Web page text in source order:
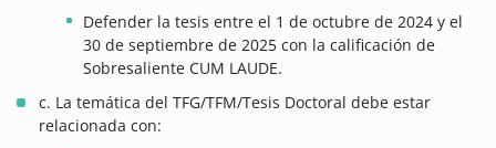
Defender la tesis entre el 1 de octubre de 2024 y el
30 de septiembre de 2025 con la calificación de
Sobresaliente CUM LAUDE.
c. La temática del TFG/TFM/Tesis Doctoral debe estar
relacionada con: